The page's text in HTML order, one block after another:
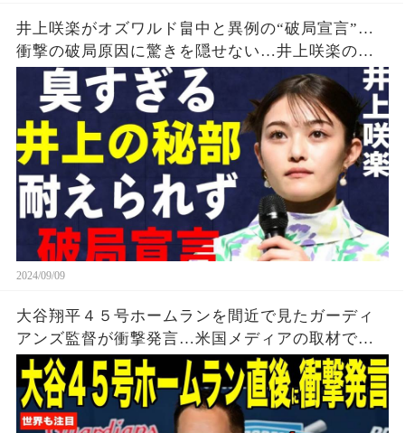
井上咲楽がオズワルド畠中と異例の“破局宣言”…
衝撃の破局原因に驚きを隠せない…井上咲楽の介
護生活の真相
2024/09/09
大谷翔平４５号ホームランを間近で見たガーディ
アンズ監督が衝撃発言…米国メディアの取材で明
らかとなったロバーツ監督の「５０-５０」記録に
ついてが話題【海外の反応 MLBメジャー 野球】